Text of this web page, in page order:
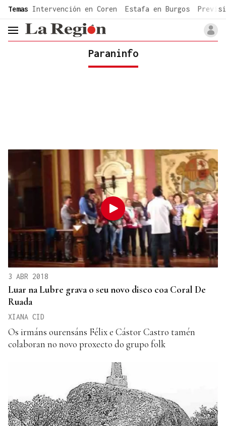
common.go-to-content
Temas Intervención en Coren Estafa en Burgos
header.menu.open
Paraninfo
3 ABR 2018
Luar na Lubre grava o seu novo disco coa Coral De
Ruada
XIANA CID
Os irmáns ourensáns Félix e Cástor Castro tamén
colaboran no novo proxecto do grupo folk